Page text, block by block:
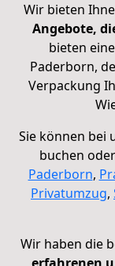
Wir bieten
Angebote,
bieten
Paderborn,
Verpackung
Sie können bei
buchen
Paderborn,
Privatumzug,
Wir haben die